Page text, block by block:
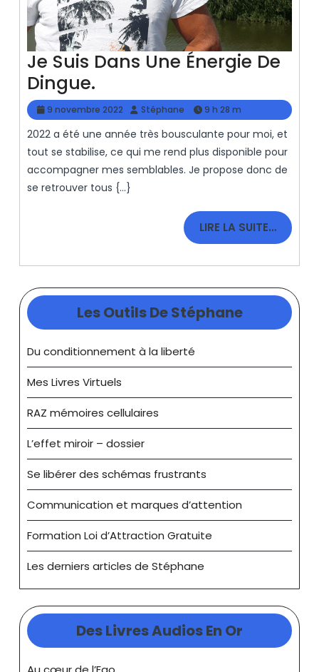
Je Suis Dans Une Énergie De
Dingue.
Suis
Dans
Une
Énergie
De
9 novembre 2022
9
novembre
2022
Stéphane Stéphane
9 h 28 m
2022 a été une année très bousculante pour moi, et
tout se stabilise, ce qui me rend plus disponible pour
accompagner mes semblables. Je propose donc de
se retrouver tous {...}
LIRE LA SUITE…LIRE
LA
Les Outils De Stéphane
Du conditionnement à la liberté
Mes Livres Virtuels
RAZ mémoires cellulaires
L’effet miroir – dossier
Se libérer des schémas frustrants
Communication et marques d’attention
Formation Loi d’Attraction Gratuite
Les derniers articles de Stéphane
Des Livres Audios En Or